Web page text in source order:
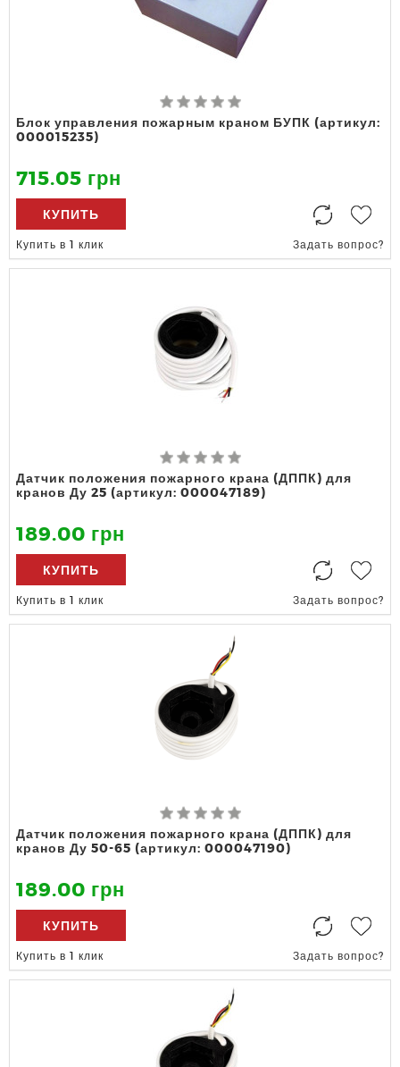
Блок управления пожарным краном БУПК (артикул:
000015235)
715.05 грн
КУПИТЬ
Купить в 1 клик Задать вопрос?
Датчик положения пожарного крана (ДППК) для
кранов Ду 25 (артикул: 000047189)
189.00 грн
КУПИТЬ
Купить в 1 клик Задать вопрос?
Датчик положения пожарного крана (ДППК) для
кранов Ду 50-65 (артикул: 000047190)
189.00 грн
КУПИТЬ
Купить в 1 клик Задать вопрос?